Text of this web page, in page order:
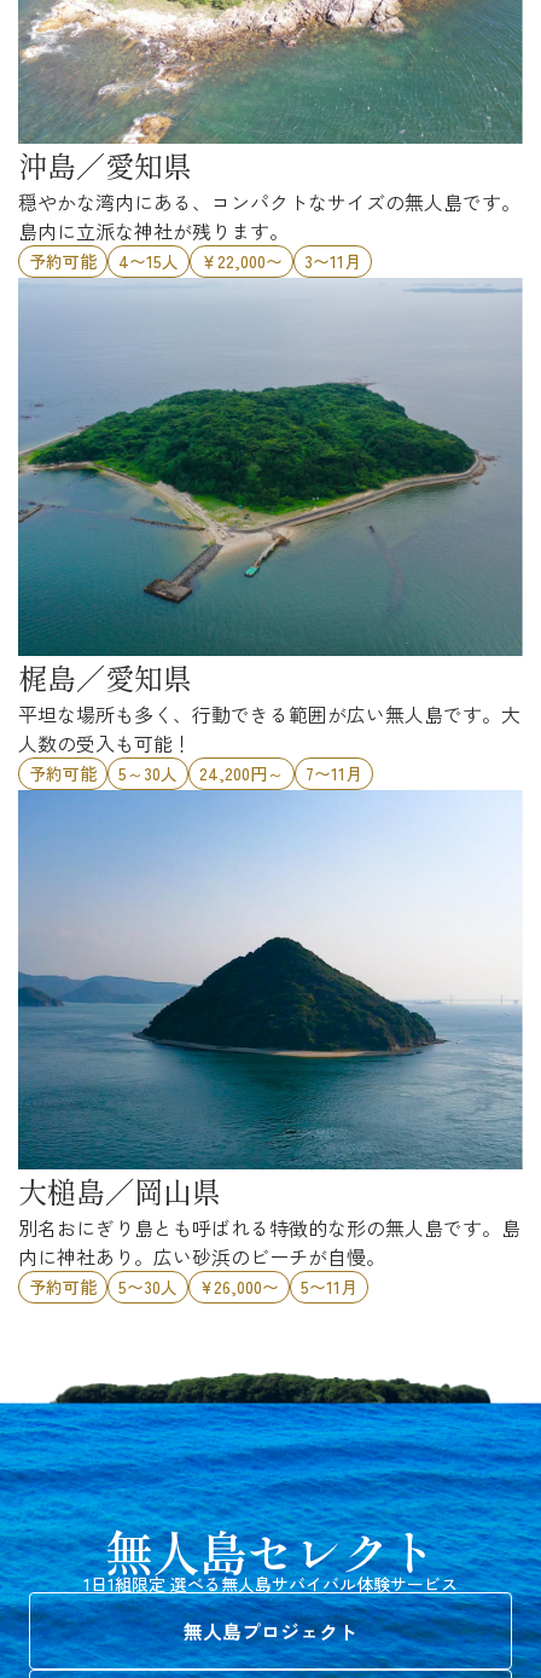
沖島／愛知県
穏やかな湾内にある、コンパクトなサイズの無人島です。
島内に立派な神社が残ります。
予約可能 4〜15人 ￥22,000〜 3〜11月
梶島／愛知県
平坦な場所も多く、行動できる範囲が広い無人島です。大
人数の受入も可能！
予約可能 5～30人 24,200円～ 7〜11月
大槌島／岡山県
別名おにぎり島とも呼ばれる特徴的な形の無人島です。島
内に神社あり。広い砂浜のビーチが自慢。
予約可能 5〜30人 ¥26,000〜 5〜11月
無人島セレクト
1日1組限定 選べる無人島サバイバル体験サービス
無人島プロジェクト